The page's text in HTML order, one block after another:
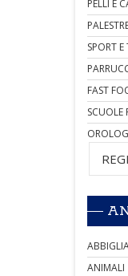
PELLI E
SPORT
FAST
SCUOLE
ANIMALI